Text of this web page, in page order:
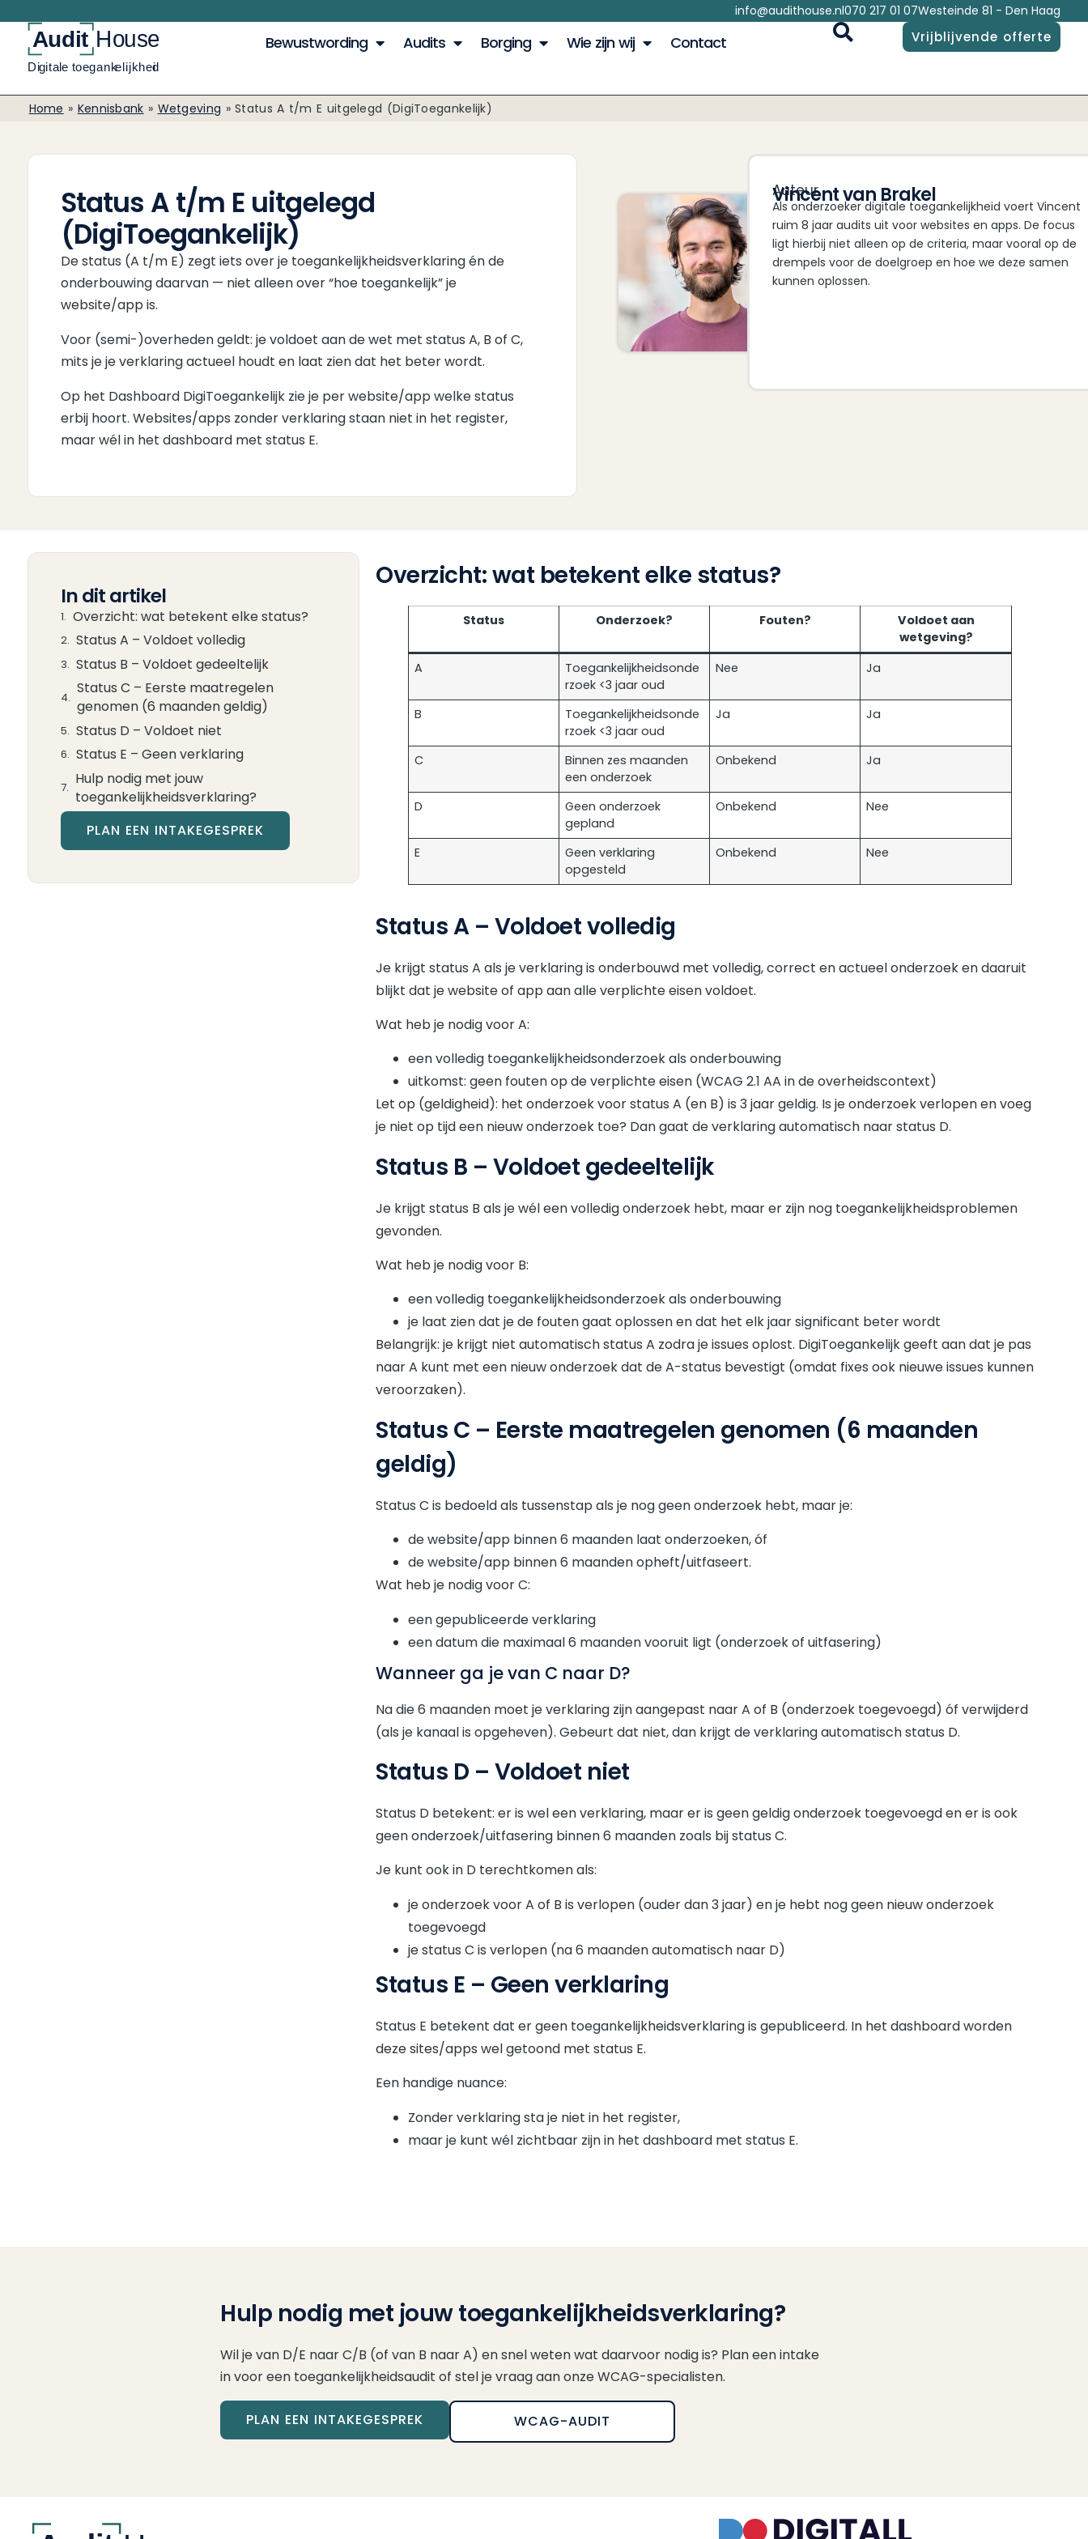
info@audithouse.nl070 217 01 07Westeinde 81 - Den Haag
Bewustwording Audits Borging Wie zijn wij Contact Vrijblijvende offerte
Home » Kennisbank » Wetgeving »Status A t/m E uitgelegd (DigiToegankelijk)
Status A t/m E uitgelegd
(DigiToegankelijk)
De status (A t/m E) zegt iets over je toegankelijkheidsverklaring én de
onderbouwing daarvan — niet alleen over “hoe toegankelijk” je
website/app is.
Voor (semi-)overheden geldt: je voldoet aan de wet met status A, B of C,
mits je je verklaring actueel houdt en laat zien dat het beter wordt.
Op het Dashboard DigiToegankelijk zie je per website/app welke status
erbij hoort. Websites/apps zonder verklaring staan niet in het register,
maar wél in het dashboard met status E.
Auteur
Vincent van Brakel
Als onderzoeker digitale toegankelijkheid voert Vincent
ruim 8 jaar audits uit voor websites en apps. De focus
ligt hierbij niet alleen op de criteria, maar vooral op de
drempels voor de doelgroep en hoe we deze samen
kunnen oplossen.
In dit artikel
Overzicht: wat betekent elke status?
Status A – Voldoet volledig
Status B – Voldoet gedeeltelijk
Status C – Eerste maatregelen
genomen (6 maanden geldig)
Status D – Voldoet niet
Status E – Geen verklaring
Hulp nodig met jouw
toegankelijkheidsverklaring?
PLAN EEN INTAKEGESPREK
Overzicht: wat betekent elke status?
Status Onderzoek? Fouten?
Voldoet aan
wetgeving?
A
Toegankelijkheidsonde
rzoek <3 jaar oud
Nee Ja
B
Toegankelijkheidsonde
rzoek <3 jaar oud
Ja Ja
C
Binnen zes maanden
een onderzoek
Onbekend Ja
D
Geen onderzoek
gepland
Onbekend Nee
E
Geen verklaring
opgesteld
Onbekend Nee
Status A – Voldoet volledig
Je krijgt status A als je verklaring is onderbouwd met volledig, correct en actueel onderzoek en daaruit
blijkt dat je website of app aan alle verplichte eisen voldoet.
Wat heb je nodig voor A:
een volledig toegankelijkheidsonderzoek als onderbouwing
uitkomst: geen fouten op de verplichte eisen (WCAG 2.1 AA in de overheidscontext)
Let op (geldigheid): het onderzoek voor status A (en B) is 3 jaar geldig. Is je onderzoek verlopen en voeg
je niet op tijd een nieuw onderzoek toe? Dan gaat de verklaring automatisch naar status D.
Status B – Voldoet gedeeltelijk
Je krijgt status B als je wél een volledig onderzoek hebt, maar er zijn nog toegankelijkheidsproblemen
gevonden.
Wat heb je nodig voor B:
een volledig toegankelijkheidsonderzoek als onderbouwing
je laat zien dat je de fouten gaat oplossen en dat het elk jaar significant beter wordt
Belangrijk: je krijgt niet automatisch status A zodra je issues oplost. DigiToegankelijk geeft aan dat je pas
naar A kunt met een nieuw onderzoek dat de A-status bevestigt (omdat fixes ook nieuwe issues kunnen
veroorzaken).
Status C – Eerste maatregelen genomen (6 maanden
geldig)
Status C is bedoeld als tussenstap als je nog geen onderzoek hebt, maar je:
de website/app binnen 6 maanden laat onderzoeken, óf
de website/app binnen 6 maanden opheft/uitfaseert.
Wat heb je nodig voor C:
een gepubliceerde verklaring
een datum die maximaal 6 maanden vooruit ligt (onderzoek of uitfasering)
Wanneer ga je van C naar D?
Na die 6 maanden moet je verklaring zijn aangepast naar A of B (onderzoek toegevoegd) óf verwijderd
(als je kanaal is opgeheven). Gebeurt dat niet, dan krijgt de verklaring automatisch status D.
Status D – Voldoet niet
Status D betekent: er is wel een verklaring, maar er is geen geldig onderzoek toegevoegd en er is ook
geen onderzoek/uitfasering binnen 6 maanden zoals bij status C.
Je kunt ook in D terechtkomen als:
je onderzoek voor A of B is verlopen (ouder dan 3 jaar) en je hebt nog geen nieuw onderzoek
toegevoegd
je status C is verlopen (na 6 maanden automatisch naar D)
Status E – Geen verklaring
Status E betekent dat er geen toegankelijkheidsverklaring is gepubliceerd. In het dashboard worden
deze sites/apps wel getoond met status E.
Een handige nuance:
Zonder verklaring sta je niet in het register,
maar je kunt wél zichtbaar zijn in het dashboard met status E.
Hulp nodig met jouw toegankelijkheidsverklaring?
Wil je van D/E naar C/B (of van B naar A) en snel weten wat daarvoor nodig is? Plan een intake
in voor een toegankelijkheidsaudit of stel je vraag aan onze WCAG-specialisten.
PLAN EEN INTAKEGESPREK WCAG-AUDIT